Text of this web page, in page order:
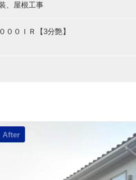
、屋根工事
００ＩＲ【3分艶】
After